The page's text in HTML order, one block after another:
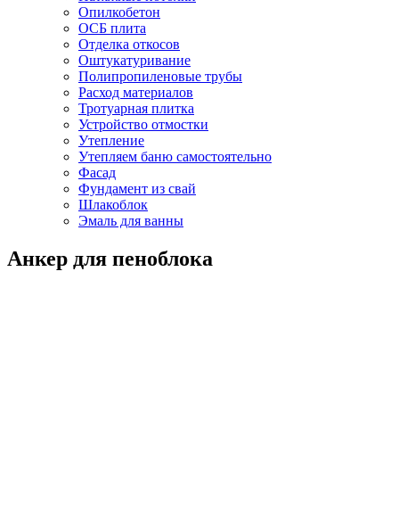
Опилкобетон
ОСБ плита
Отделка откосов
Оштукатуривание
Полипропиленовые трубы
Расход материалов
Тротуарная плитка
Устройство отмостки
Утепление
Утепляем баню самостоятельно
Фасад
Фундамент из свай
Шлакоблок
Эмаль для ванны
Анкер для пеноблока